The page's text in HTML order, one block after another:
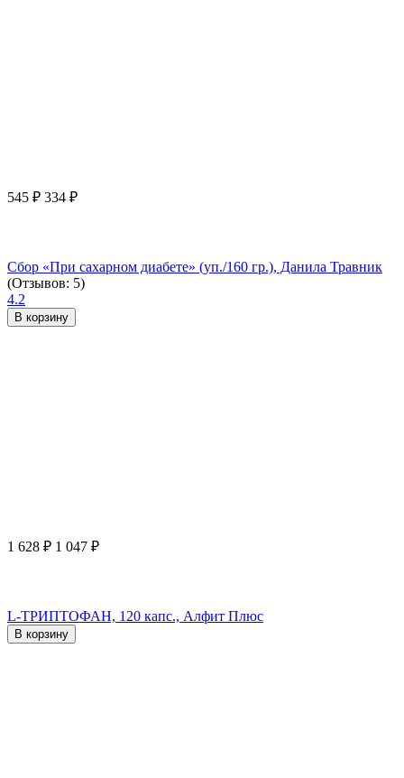
545 ₽ 334 ₽
Сбор «При сахарном диабете» (уп./160 гр.), Данила Травник
(Отзывов: 5)
4.2
В корзину
1 628 ₽ 1 047 ₽
L-ТРИПТОФАН, 120 капс., Алфит Плюс
В корзину